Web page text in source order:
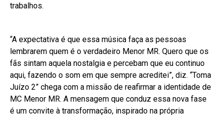
trabalhos.
“A expectativa é que essa música faça as pessoas
lembrarem quem é o verdadeiro Menor MR. Quero que os
fãs sintam aquela nostalgia e percebam que eu continuo
aqui, fazendo o som em que sempre acreditei”, diz. “Toma
Juízo 2” chega com a missão de reafirmar a identidade de
MC Menor MR. A mensagem que conduz essa nova fase
é um convite à transformação, inspirado na própria